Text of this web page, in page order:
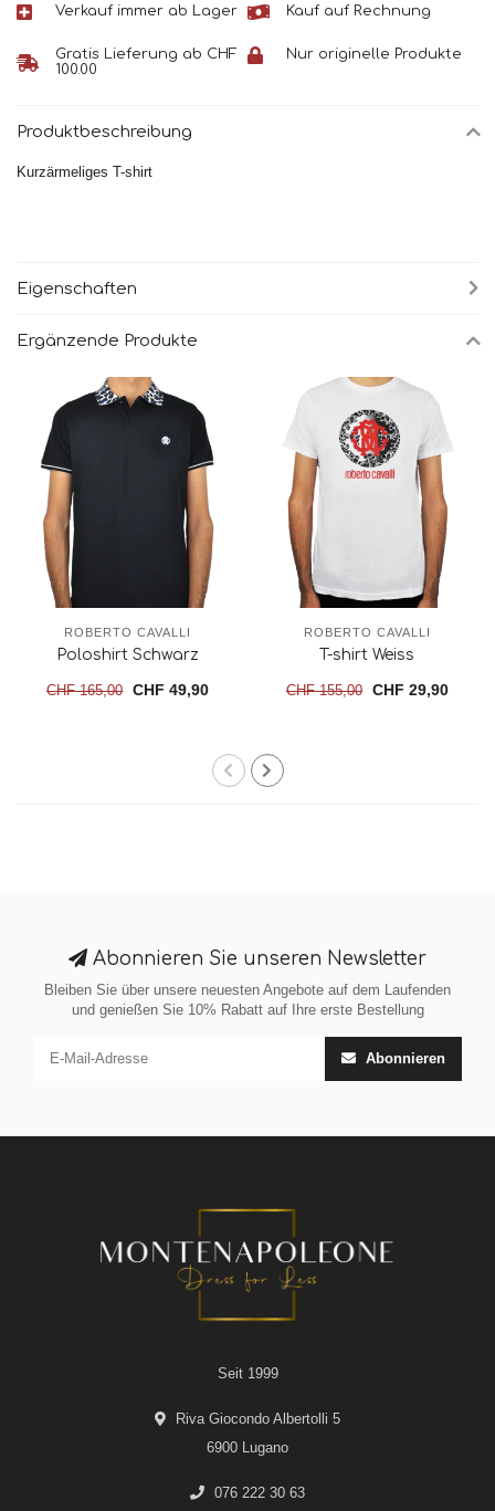
Verkauf immer ab Lager Kauf auf Rechnung
Gratis Lieferung ab CHF
100.00
Nur originelle Produkte
Produktbeschreibung
Kurzärmeliges T-shirt
Eigenschaften
Ergänzende Produkte
ROBERTO CAVALLI
Poloshirt Schwarz
CHF 165,00 CHF 49,90
ROBERTO CAVALLI
T-shirt Weiss
CHF 155,00 CHF 29,90
Abonnieren Sie unseren Newsletter
Bleiben Sie über unsere neuesten Angebote auf dem Laufenden
und genießen Sie 10% Rabatt auf Ihre erste Bestellung
Abonnieren
Seit 1999
Riva Giocondo Albertolli 5
6900 Lugano
076 222 30 63